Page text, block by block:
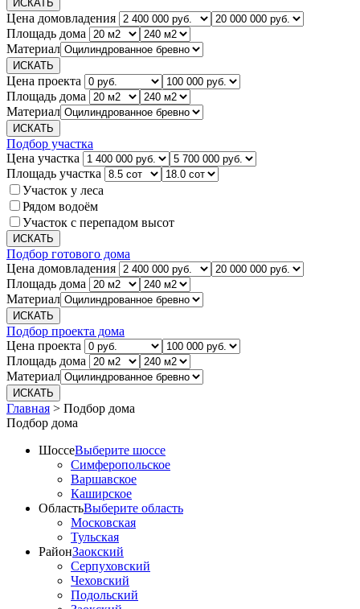
Цена домовладения
Площадь дома
Материал
Цена проекта
Площадь дома
Материал
Подбор участка
Цена участка
Площадь участка
Участок у леса
Рядом водоём
Участок с перепадом высот
Подбор готового дома
Цена домовладения
Площадь дома
Материал
Подбор проекта дома
Цена проекта
Площадь дома
Материал
Главная > Подбор дома
Подбор дома
ШоссеВыберите шоссе
Симферопольское
Варшавское
Каширское
ОбластьВыберите область
Московская
Тульская
РайонЗаокский
Серпуховский
Чеховский
Подольский